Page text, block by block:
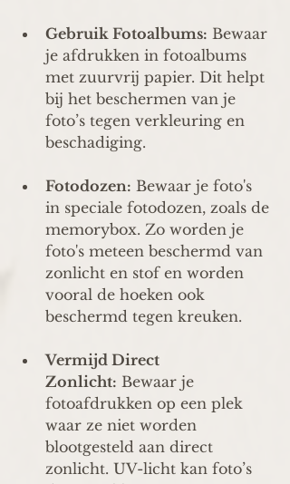
Gebruik Fotoalbums: Bewaar
je afdrukken in fotoalbums
met zuurvrij papier. Dit helpt
bij het beschermen van je
foto’s tegen verkleuring en
beschadiging.
Fotodozen: Bewaar je foto's
in speciale fotodozen, zoals de
memorybox. Zo worden je
foto's meteen beschermd van
zonlicht en stof en worden
vooral de hoeken ook
beschermd tegen kreuken.
Vermijd Direct
Zonlicht: Bewaar je
fotoafdrukken op een plek
waar ze niet worden
blootgesteld aan direct
zonlicht. UV-licht kan foto’s